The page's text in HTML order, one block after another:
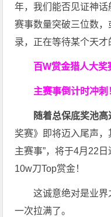
年，我们能否见证神
赛事数量突破三位数
录，正在等待某个天才
百W赏金猎人大奖
主赛事倒计时冲刺
随着总保底奖池高
奖赛》即将迈入尾声
主赛事”，将于4月22
10w刀Top赏金！
这诚意绝对是业
一次拉满了。